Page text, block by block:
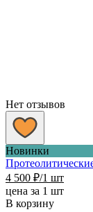
Нет отзывов
Новинки
4 500 ₽/1 шт
цена за 1 шт
В корзину